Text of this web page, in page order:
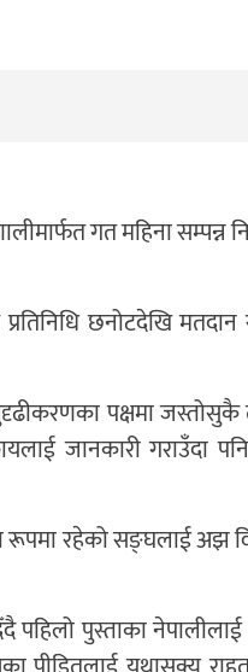
गत महिना सम्पन्न
छनोटदेखि मतदान
पक्षमा जस्तोसुकै
जानकारी गराउँदा
रूपमा रहेको सङ्घलाई अझ
पहिलो पुस्ताका